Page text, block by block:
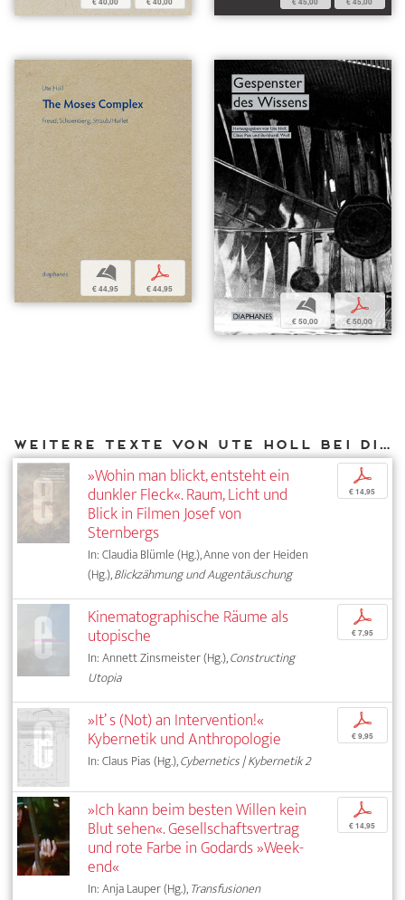
b
€ 44,95
p
€ 44,95
b
€ 50,00
p
€ 50,00
Weitere Texte von Ute Holl bei DIAPHANES
»Wohin man blickt, entsteht ein
dunkler Fleck«. Raum, Licht und
Blick in Filmen Josef von
Sternbergs
In: Claudia Blümle (Hg.), Anne von der Heiden
(Hg.),Blickzähmung und Augentäuschung
p
€ 14,95
Kinematographische Räume als
utopische
In: Annett Zinsmeister (Hg.),Constructing
Utopia
p
€ 7,95
»It’ s (Not) an Intervention!«
Kybernetik und Anthropologie
In: Claus Pias (Hg.),Cybernetics | Kybernetik 2
p
€ 9,95
»Ich kann beim besten Willen kein
Blut sehen«. Gesellschaftsvertrag
und rote Farbe in Godards »Week-
end«
In: Anja Lauper (Hg.),Transfusionen
p
€ 14,95